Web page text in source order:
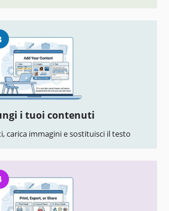
i tuoi contenuti
carica immagini e sostituisci il testo